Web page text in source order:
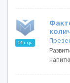
14 стр.